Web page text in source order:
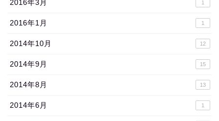
2016年3月 1
2016年1月 1
2014年10月 12
2014年9月 15
2014年8月 13
2014年6月 1